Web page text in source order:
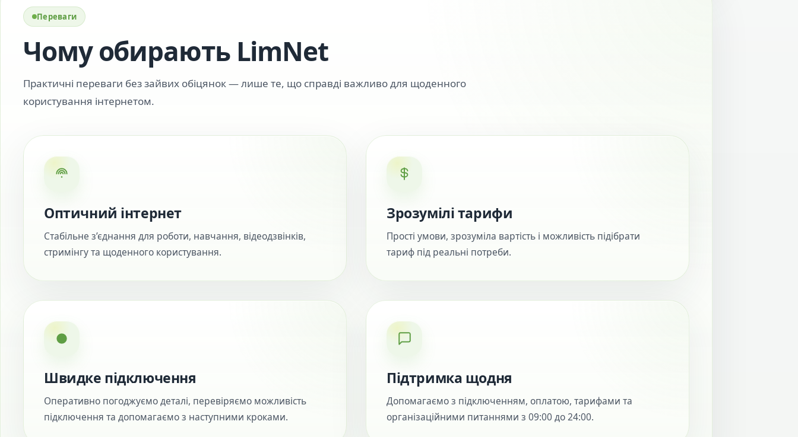
Переваги
Чому обирають LimNet
Практичні переваги без зайвих обіцянок — лише те, що справді важливо для щоденного
користування інтернетом.
Оптичний інтернет
Стабільне з’єднання для роботи, навчання, відеодзвінків,
стримінгу та щоденного користування.
Зрозумілі тарифи
Прості умови, зрозуміла вартість і можливість підібрати
тариф під реальні потреби.
Швидке підключення
Оперативно погоджуємо деталі, перевіряємо можливість
підключення та допомагаємо з наступними кроками.
Підтримка щодня
Допомагаємо з підключенням, оплатою, тарифами та
організаційними питаннями з 09:00 до 24:00.